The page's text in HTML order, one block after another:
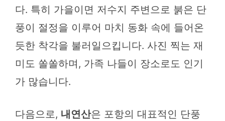
다. 특히 가을이면 저수지 주변으로 붉은 단
풍이 절정을 이루어 마치 동화 속에 들어온
듯한 착각을 불러일으킵니다. 사진 찍는 재
미도 쏠쏠하며, 가족 나들이 장소로도 인기
가 많습니다.
다음으로, 내연산은 포항의 대표적인 단풍